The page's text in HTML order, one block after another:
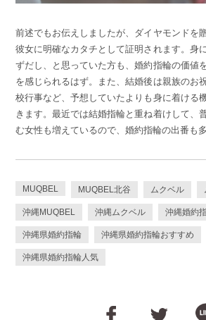
前述でもお伝えしましたが、ダイヤモンドを
彼女に明確なカタチとして証明されます。身
ずだし、と思っていた方も、婚約指輪の価値
を感じられるはず。また、結婚後は親族のお
校行事など、予想していたよりも身に着ける
きます。最近では結婚指輪と重ね着けして、
む女性も増えているので、婚約指輪の出番も
MUQBEL MUQBEL北谷 ムクベル
沖縄MUQBEL 沖縄ムクベル 沖縄婚約
沖縄県婚約指輪 沖縄県婚約指輪おすすめ
沖縄県婚約指輪人気